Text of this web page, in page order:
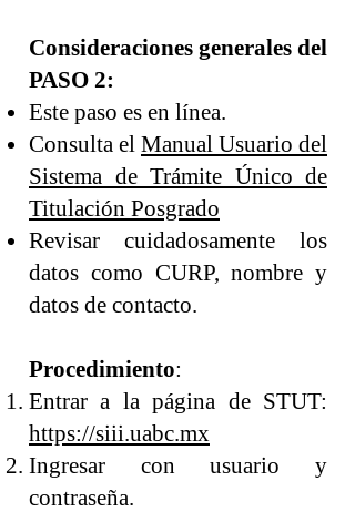
Consideraciones generales del
PASO 2:
Este paso es en línea.
Consulta el Manual Usuario del
Sistema de Trámite Único de
Titulación Posgrado
Revisar cuidadosamente los
datos como CURP, nombre y
datos de contacto.
Procedimiento:
Entrar a la página de STUT:
https://siii.uabc.mx
Ingresar con usuario y
contraseña.